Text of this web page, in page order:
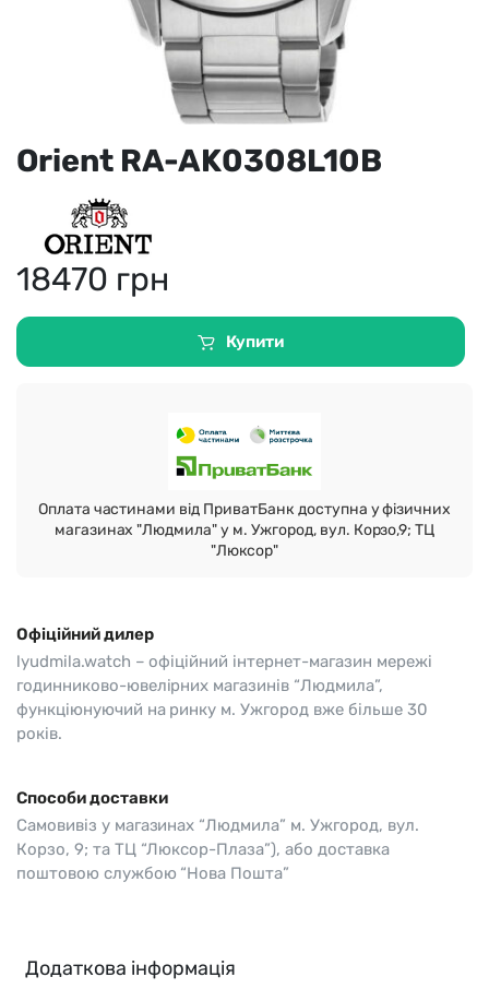
Orient RA-AK0308L10B
18470 грн
Купити
Оплата частинами від ПриватБанк доступна у фізичних
магазинах "Людмила" у м. Ужгород, вул. Корзо,9; ТЦ
"Люксор"
Офіційний дилер
lyudmila.watch – офіційний інтернет-магазин мережі
годинниково-ювелірних магазинів “Людмила”,
функціюнуючий на ринку м. Ужгород вже більше 30
років.
Способи доставки
Самовивіз у магазинах “Людмила” м. Ужгород, вул.
Корзо, 9; та ТЦ “Люксор-Плаза”), або доставка
поштовою службою “Нова Пошта”
Додаткова інформація